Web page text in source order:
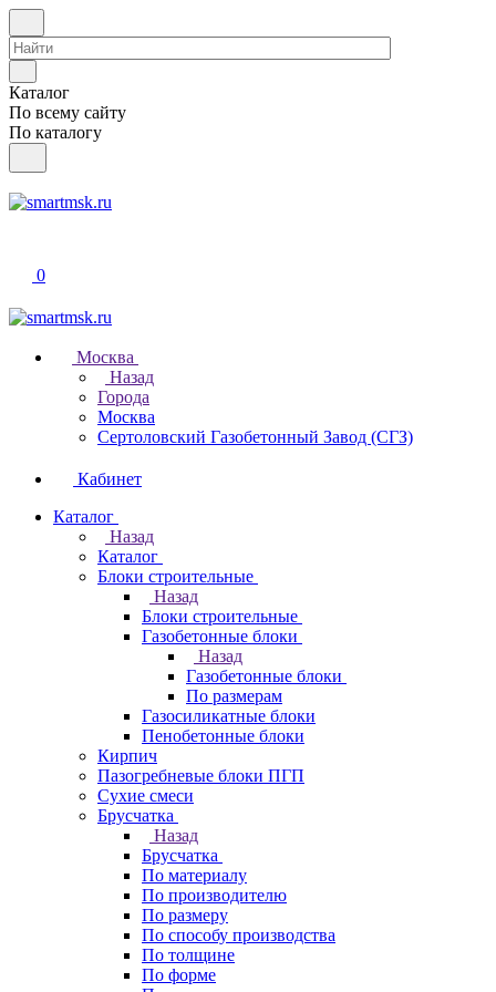
Каталог
По всему сайту
По каталогу
0
Москва
Назад
Города
Москва
Сертоловский Газобетонный Завод (СГЗ)
Кабинет
Каталог
Назад
Каталог
Блоки строительные
Назад
Блоки строительные
Газобетонные блоки
Назад
Газобетонные блоки
По размерам
Газосиликатные блоки
Пенобетонные блоки
Кирпич
Пазогребневые блоки ПГП
Сухие смеси
Брусчатка
Назад
Брусчатка
По материалу
По производителю
По размеру
По способу производства
По толщине
По форме